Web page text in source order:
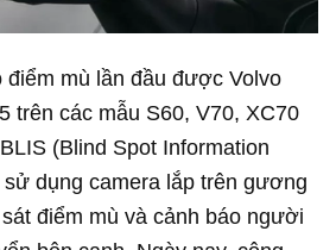
điểm mù lần đầu được Volvo
trên các mẫu S60, V70, XC70
(Blind Spot Information
dụng camera lắp trên gương
điểm mù và cảnh báo người